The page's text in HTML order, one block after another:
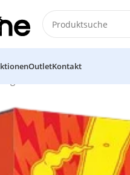
OutletKontakt
Card Games